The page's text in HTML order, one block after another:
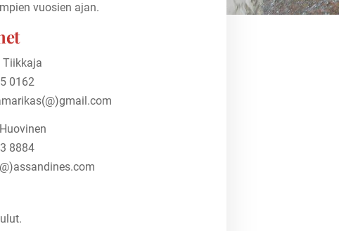
vuosien ajan.
Tiikkaja
0162
8884